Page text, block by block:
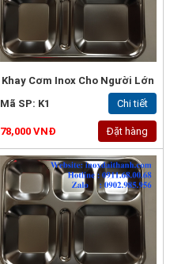
Khay Cơm Inox Cho Người Lớn
Mã SP: K1
Chi tiết
78,000 VNĐ Đặt hàng